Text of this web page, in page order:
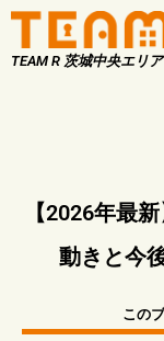
TEAM R 茨城中央エリア
【2026年最
動きと今
この